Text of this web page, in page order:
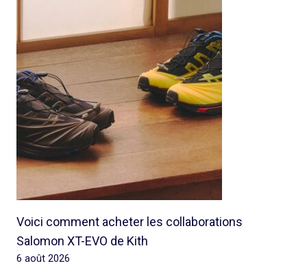
Voici comment acheter les collaborations
Salomon XT-EVO de Kith
6 août 2026